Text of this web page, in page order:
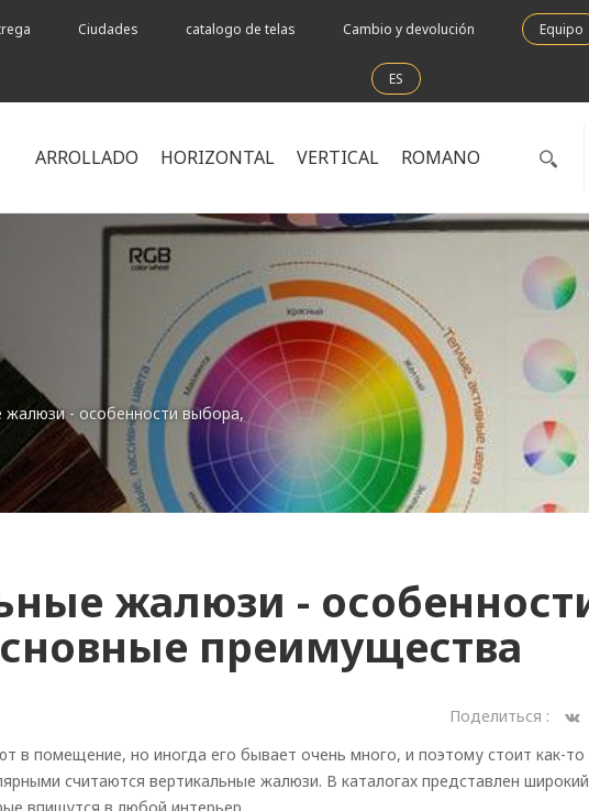
Ciudades catalogo de telas Cambio y devolución Equipo
ES
ARROLLADO HORIZONTAL VERTICAL ROMANO
жалюзи - особенности выбора,
жалюзи -
преимущества
Поделиться :
в помещение, но иногда его бывает очень много, и поэтому стоит как-то
считаются вертикальные жалюзи. В каталогах представлен